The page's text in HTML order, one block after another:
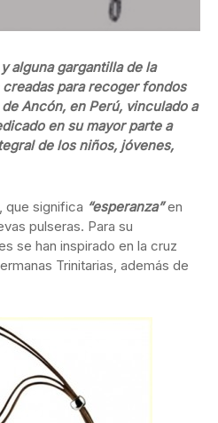
alguna gargantilla de la
para recoger fondos
Ancón, en Perú, vinculado a
en su mayor parte a
de los niños, jóvenes,
que significa “esperanza”en
pulseras. Para su
se han inspirado en la cruz
Trinitarias, además de